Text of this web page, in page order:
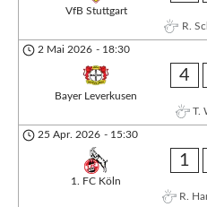
VfB Stuttgart
R.
2 Mai 2026 - 18:30
Bayer Leverkusen
4
T.
25 Apr. 2026 - 15:30
1. FC Köln
1
R.